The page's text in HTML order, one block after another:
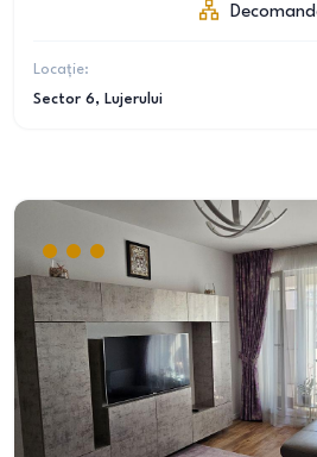
Locație:
Sector 6, Lujerului